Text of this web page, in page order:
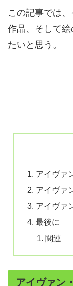
この記事では
作品、そして
たいと思う。
アイヴァ
アイヴァ
アイヴァ
最後に
関連
アイヴァン